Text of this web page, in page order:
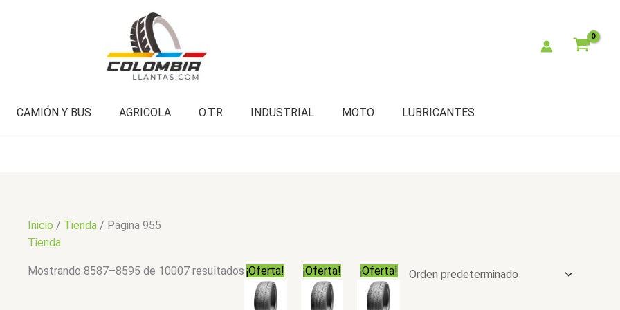
CAMIÓN Y BUS AGRICOLA O.T.R INDUSTRIAL MOTO LUBRICANTES
Inicio / Tienda / Página 955
Tienda
Mostrando 8587–8595 de 10007 resultados ¡Oferta! ¡Oferta! ¡Oferta!